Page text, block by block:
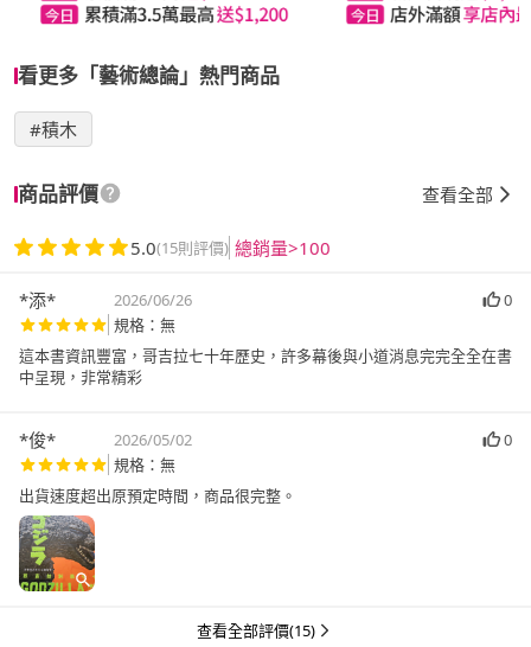
看更多「藝術總論」熱門商品
#積木
商品評價 查看全部
5.0(15則評價) 總銷量>100
*添* 2026/06/26
0
規格：無
這本書資訊豐富，哥吉拉七十年歷史，許多幕後與小道消息完完全全在書
中呈現，非常精彩
*俊* 2026/05/02
0
規格：無
出貨速度超出原預定時間，商品很完整。
查看全部評價(15)